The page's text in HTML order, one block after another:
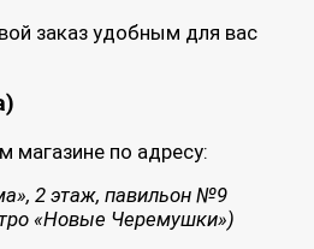
заказ удобным для вас
магазине по адресу:
2 этаж, павильон №9
«Новые Черемушки»)